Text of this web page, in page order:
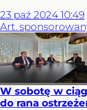
23 paź 2024 10:49
Art.
W sobotę w
do rana